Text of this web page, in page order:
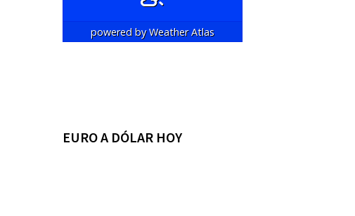
powered byWeather Atlas
EURO A DÓLAR HOY